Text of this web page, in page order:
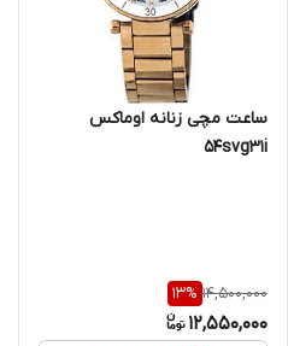
ساعت مچی زنانه اوماکس
54svg31i
14,500,000
13%
12,550,000